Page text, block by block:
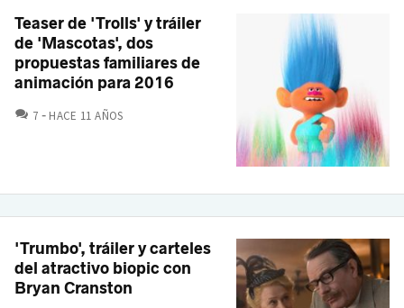
Teaser de 'Trolls' y tráiler
de 'Mascotas', dos
propuestas familiares de
animación para 2016
7 COMENTARIOS
HACE 11 AÑOS
'Trumbo', tráiler y carteles
del atractivo biopic con
Bryan Cranston